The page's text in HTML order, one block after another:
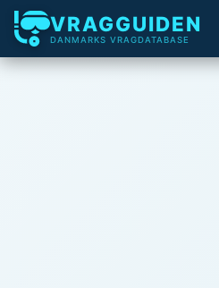
VRAGGUIDEN
DANMARKS VRAGDATABASE